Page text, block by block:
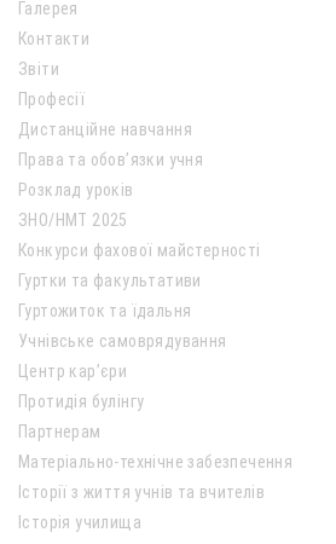
Галерея
Контакти
Звіти
Професії
Дистанційне навчання
Права та обов’язки учня
Розклад уроків
ЗНО/НМТ 2025
Конкурси фахової майстерності
Гуртки та факультативи
Гуртожиток та їдальня
Учнівське самоврядування
Центр кар’єри
Протидія булінгу
Партнерам
Матеріально-технічне забезпечення
Історії з життя учнів та вчителів
Історія училища